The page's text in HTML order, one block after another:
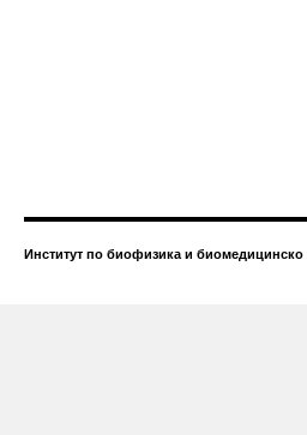
Институт по биофизика и